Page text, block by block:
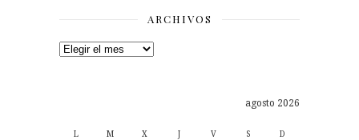
ARCHIVOS
Archivos
agosto 2026
L M X J V S D